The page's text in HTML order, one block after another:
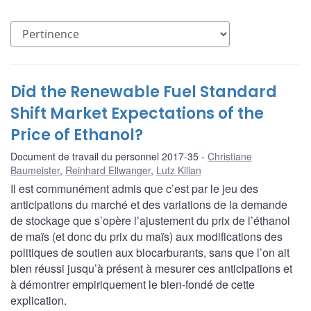
Did the Renewable Fuel Standard
Shift Market Expectations of the
Price of Ethanol?
Document de travail du personnel 2017-35
Christiane
Baumeister, Reinhard Ellwanger, Lutz Kilian
Il est communément admis que c’est par le jeu des
anticipations du marché et des variations de la demande
de stockage que s’opère l’ajustement du prix de l’éthanol
de maïs (et donc du prix du maïs) aux modifications des
politiques de soutien aux biocarburants, sans que l’on ait
bien réussi jusqu’à présent à mesurer ces anticipations et
à démontrer empiriquement le bien-fondé de cette
explication.